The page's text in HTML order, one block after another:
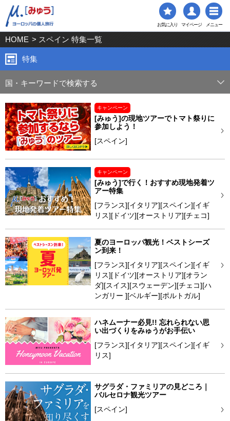
お気に入り マイページ メニュー
HOME > スペイン 特集一覧
特集
国・キーワードで検索する
キャンペーン
[みゅう]の現地ツアーでトマト祭りに
参加しよう！
[スペイン]
キャンペーン
[みゅう]で行く！おすすめ現地発着ツ
アー特集
[フランス][イタリア][スペイン][イギ
リス][ドイツ][オーストリア][チェコ]
夏のヨーロッパ観光！ベストシーズ
ン到来！
[フランス][イタリア][スペイン][イギ
リス][ドイツ][オーストリア][オラン
ダ][スイス][スウェーデン][チェコ][ハ
ンガリー ][ベルギー][ポルトガル]
ハネムーナー必見!! 忘れられない思
い出づくりをみゅうがお手伝い
[フランス][イタリア][スペイン][イギ
リス]
サグラダ・ファミリアの見どころ｜
バルセロナ観光ツアー
[スペイン]